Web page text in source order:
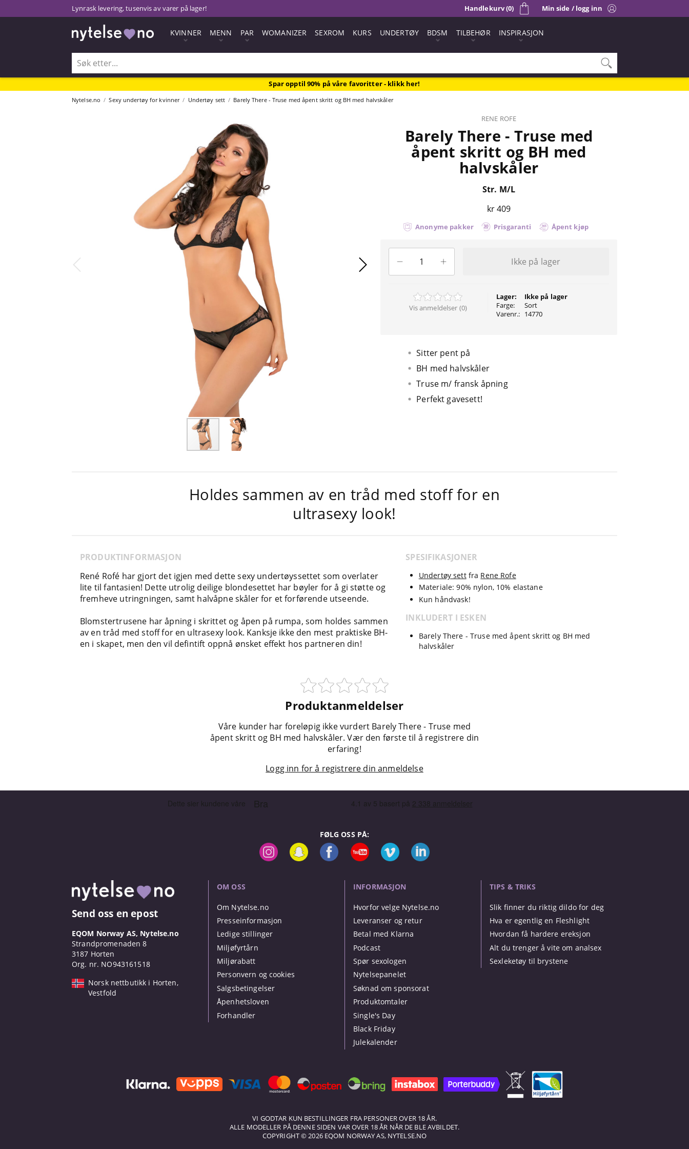
Lynrask levering, tusenvis av varer på lager! Min side / logg inn
Handlekurv (0)
KVINNER MENN PAR WOMANIZER SEXROM KURS UNDERTØY BDSM TILBEHØR INSPIRASJON
Spar opptil 90% på våre favoritter - klikk her!
Nytelse.no Sexy undertøy for kvinner Undertøy sett Barely There - Truse med åpent skritt og BH med halvskåler
RENE ROFE
Barely There - Truse med
åpent skritt og BH med
halvskåler
Str. M/L
kr 409
Anonyme pakker Prisgaranti Åpent kjøp
Ikke på lager
Vis anmeldelser (0)
Lager:
Farge:
Varenr.:
Ikke på lager
Sort
14770
Sitter pent på
BH med halvskåler
Truse m/ fransk åpning
Perfekt gavesett!
Holdes sammen av en tråd med stoff for en
ultrasexy look!
PRODUKTINFORMASJON
René Rofé har gjort det igjen med dette sexy undertøyssettet som overlater
lite til fantasien! Dette utrolig deilige blondesettet har bøyler for å gi støtte og
fremheve utringningen, samt halvåpne skåler for et forførende utseende.
Blomstertrusene har åpning i skrittet og åpen på rumpa, som holdes sammen
av en tråd med stoff for en ultrasexy look. Kanksje ikke den mest praktiske BH-
en i skapet, men den vil defintift oppnå ønsket effekt hos partneren din!
SPESIFIKASJONER
Undertøy settfra Rene Rofe
Materiale: 90% nylon, 10% elastane
Kun håndvask!
INKLUDERT I ESKEN
Barely There - Truse med åpent skritt og BH med
halvskåler
Produktanmeldelser
Våre kunder har foreløpig ikke vurdert Barely There - Truse med
åpent skritt og BH med halvskåler. Vær den første til å registrere din
erfaring!
Logg inn for å registrere din anmeldelse
FØLG OSS PÅ:
Send oss en epost
EQOM Norway AS, Nytelse.no
Strandpromenaden 8
3187 Horten
Org. nr. NO943161518
Norsk nettbutikk i Horten,
Vestfold
OM OSS
Om Nytelse.no
Presseinformasjon
Ledige stillinger
Miljøfyrtårn
Miljørabatt
Personvern og cookies
Salgsbetingelser
Åpenhetsloven
Forhandler
INFORMASJON
Hvorfor velge Nytelse.no
Leveranser og retur
Betal med Klarna
Podcast
Spør sexologen
Nytelsepanelet
Søknad om sponsorat
Produktomtaler
Single's Day
Black Friday
Julekalender
TIPS & TRIKS
Slik finner du riktig dildo for deg
Hva er egentlig en Fleshlight
Hvordan få hardere ereksjon
Alt du trenger å vite om analsex
Sexleketøy til brystene
VI GODTAR KUN BESTILLINGER FRA PERSONER OVER 18 ÅR.
ALLE MODELLER PÅ DENNE SIDEN VAR OVER 18 ÅR NÅR DE BLE AVBILDET.
COPYRIGHT © 2026 EQOM NORWAY AS, NYTELSE.NO